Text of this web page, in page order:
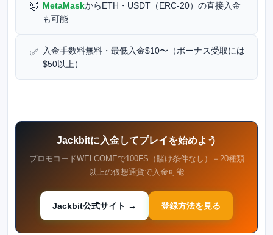
🦊 MetaMaskからETH・USDT（ERC-20）の直接入金
も可能
✅
入金手数料無料・最低入金$10〜（ボーナス受取には
$50以上）
Jackbitに入金してプレイを始めよう
プロモコードWELCOMEで100FS（賭け条件なし）＋20種類
以上の仮想通貨で入金可能
Jackbit公式サイト → 登録方法を見る